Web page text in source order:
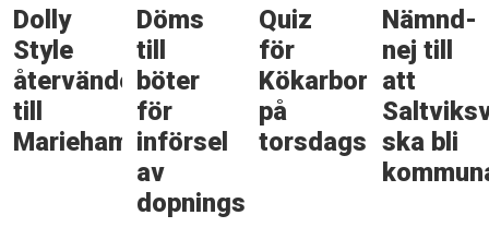
Dolly
Style
återvänder
till
Mariehamn
Döms
till
böter
för
införsel
av
dopningsmedel
Quiz
för
Kökarbor
på
torsdagskvällen
Nämnd-
nej till
att
ska bli